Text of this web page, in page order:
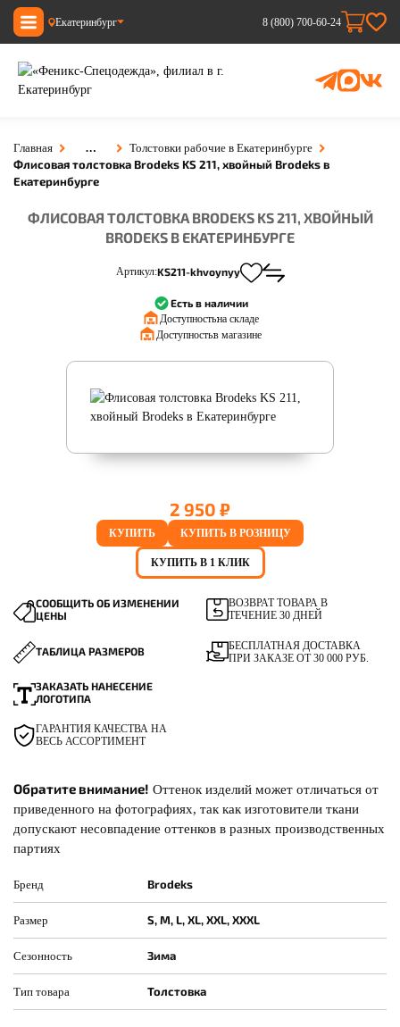
Екатеринбург 8 (800) 700-60-24
Главная … Толстовки рабочие в Екатеринбурге
Флисовая толстовка Brodeks KS 211, хвойный Brodeks в
Екатеринбурге
ФЛИСОВАЯ ТОЛСТОВКА BRODEKS KS 211, ХВОЙНЫЙ
BRODEKS В ЕКАТЕРИНБУРГЕ
Артикул:KS211-khvoynyy
Есть в наличии
Доступность:на складе
Доступность:в магазине
2 950 ₽
КУПИТЬ КУПИТЬ В РОЗНИЦУ
КУПИТЬ В 1 КЛИК
СООБЩИТЬ ОБ ИЗМЕНЕНИИ
ЦЕНЫ
ВОЗВРАТ ТОВАРА В
ТЕЧЕНИЕ 30 ДНЕЙ
ТАБЛИЦА РАЗМЕРОВ
ЗАКАЗАТЬ НАНЕСЕНИЕ
ЛОГОТИПА
ГАРАНТИЯ КАЧЕСТВА НА
ВЕСЬ АССОРТИМЕНТ
БЕСПЛАТНАЯ ДОСТАВКА
ПРИ ЗАКАЗЕ ОТ 30 000 РУБ.
Обратите внимание! Оттенок изделий может отличаться от
приведенного на фотографиях, так как изготовители ткани
допускают несовпадение оттенков в разных производственных
партиях
Бренд Brodeks
Размер S, M, L, XL, XXL, XXXL
Сезонность Зима
Тип товара Толстовка